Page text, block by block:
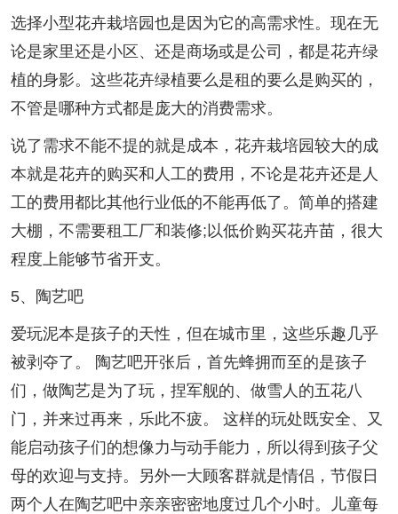
选择小型花卉栽培园也是因为它的高需求性。现在无
论是家里还是小区、还是商场或是公司，都是花卉绿
植的身影。这些花卉绿植要么是租的要么是购买的，
不管是哪种方式都是庞大的消费需求。
说了需求不能不提的就是成本，花卉栽培园较大的成
本就是花卉的购买和人工的费用，不论是花卉还是人
工的费用都比其他行业低的不能再低了。简单的搭建
大棚，不需要租工厂和装修;以低价购买花卉苗，很大
程度上能够节省开支。
5、陶艺吧
爱玩泥本是孩子的天性，但在城市里，这些乐趣几乎
被剥夺了。 陶艺吧开张后，首先蜂拥而至的是孩子
们，做陶艺是为了玩，捏军舰的、做雪人的五花八
门，并来过再来，乐此不疲。 这样的玩处既安全、又
能启动孩子们的想像力与动手能力，所以得到孩子父
母的欢迎与支持。另外一大顾客群就是情侣，节假日
两个人在陶艺吧中亲亲密密地度过几个小时。儿童每